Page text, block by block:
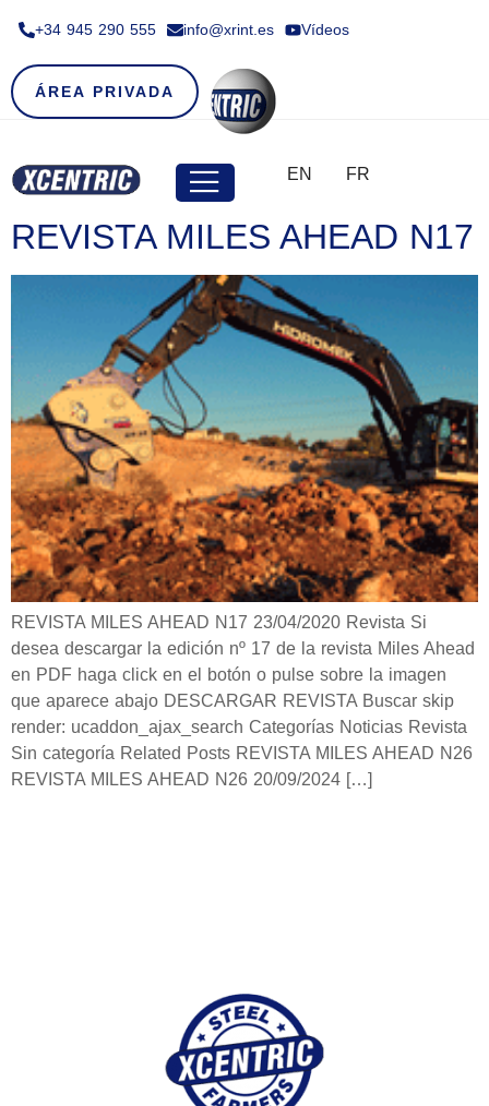
+34 945 290 555​ info@xrint.es Vídeos
ÁREA PRIVADA
EN FR
REVISTA MILES AHEAD N17
REVISTA MILES AHEAD N17 23/04/2020 Revista Si
desea descargar la edición nº 17 de la revista Miles Ahead
en PDF haga click en el botón o pulse sobre la imagen
que aparece abajo DESCARGAR REVISTA Buscar skip
render: ucaddon_ajax_search Categorías Noticias Revista
Sin categoría Related Posts REVISTA MILES AHEAD N26
REVISTA MILES AHEAD N26 20/09/2024 […]